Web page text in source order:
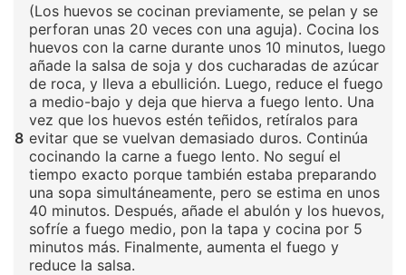
8
(Los huevos se cocinan previamente, se pelan y se
perforan unas 20 veces con una aguja). Cocina los
huevos con la carne durante unos 10 minutos, luego
añade la salsa de soja y dos cucharadas de azúcar
de roca, y lleva a ebullición. Luego, reduce el fuego
a medio-bajo y deja que hierva a fuego lento. Una
vez que los huevos estén teñidos, retíralos para
evitar que se vuelvan demasiado duros. Continúa
cocinando la carne a fuego lento. No seguí el
tiempo exacto porque también estaba preparando
una sopa simultáneamente, pero se estima en unos
40 minutos. Después, añade el abulón y los huevos,
sofríe a fuego medio, pon la tapa y cocina por 5
minutos más. Finalmente, aumenta el fuego y
reduce la salsa.